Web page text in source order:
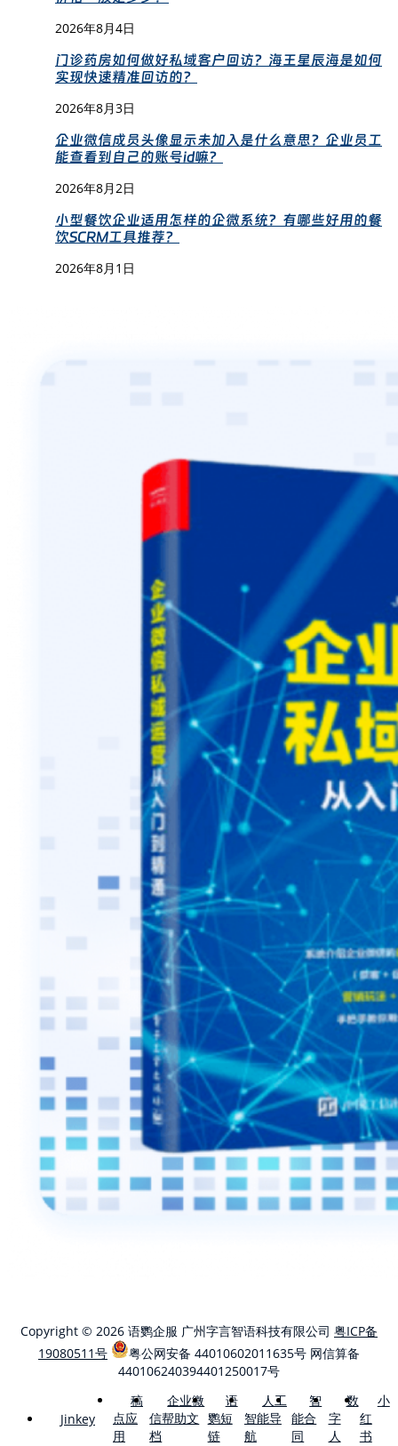
2026年8月4日
门诊药房如何做好私域客户回访？海王星辰海是如何
实现快速精准回访的？
2026年8月3日
企业微信成员头像显示未加入是什么意思？企业员工
能查看到自己的账号id嘛？
2026年8月2日
小型餐饮企业适用怎样的企微系统？有哪些好用的餐
饮SCRM工具推荐？
2026年8月1日
Copyright © 2026 语鹦企服 广州字言智语科技有限公司 粤ICP备
19080511号
粤公网安备 44010602011635号 网信算备
440106240394401250017号
Jinkey
稿
点应
用
企业微
信帮助文
档
语
鹦短
链
人工
智能导
航
智
能合
同
数
字
人
小
红
书